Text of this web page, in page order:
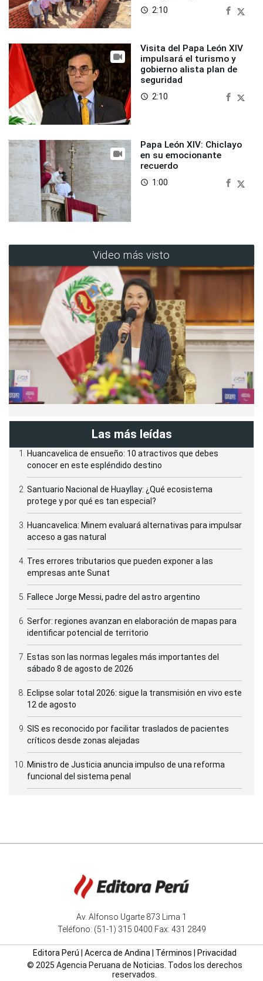
access_time 2:10
Visita del Papa León XIV
impulsará el turismo y
gobierno alista plan de
seguridad
access_time 2:10
Papa León XIV: Chiclayo
en su emocionante
recuerdo
access_time 1:00
Video más visto
Las más leídas
Huancavelica de ensueño: 10 atractivos que debes
conocer en este espléndido destino
Santuario Nacional de Huayllay: ¿Qué ecosistema
protege y por qué es tan especial?
Huancavelica: Minem evaluará alternativas para impulsar
acceso a gas natural
Tres errores tributarios que pueden exponer a las
empresas ante Sunat
Fallece Jorge Messi, padre del astro argentino
Serfor: regiones avanzan en elaboración de mapas para
identificar potencial de territorio
Estas son las normas legales más importantes del
sábado 8 de agosto de 2026
Eclipse solar total 2026: sigue la transmisión en vivo este
12 de agosto
SIS es reconocido por facilitar traslados de pacientes
críticos desde zonas alejadas
Ministro de Justicia anuncia impulso de una reforma
funcional del sistema penal
Av. Alfonso Ugarte 873 Lima 1
Teléfono: (51-1) 315 0400 Fax: 431 2849
Editora Perú Acerca de Andina Términos
Privacidad
© 2025 Agencia Peruana de Noticias. Todos los derechos
reservados.